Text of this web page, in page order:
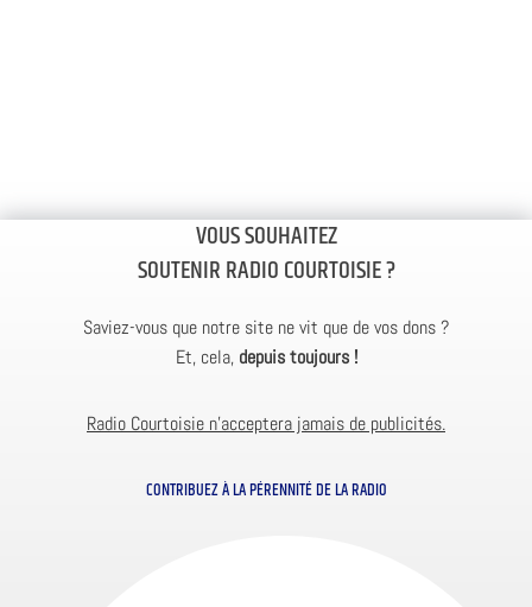
VOUS SOUHAITEZ
SOUTENIR RADIO COURTOISIE ?
Saviez-vous que notre site ne vit que de vos dons ?
Et, cela, depuis toujours !
Radio Courtoisie n’acceptera jamais de publicités.
CONTRIBUEZ À LA PÉRENNITÉ DE LA RADIO